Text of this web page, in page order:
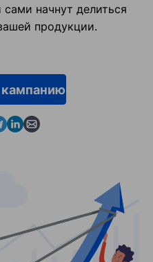
начнут делиться
продукции.
кампанию
in Messenger
us in WhatsApp
us in Telegram
Contact us in Linkedin
Contact us by email